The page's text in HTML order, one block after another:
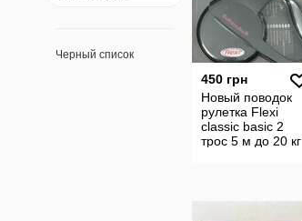
Черный список
450 грн
Новый поводок
рулетка Flexi
classic basic 2
трос 5 м до 20 кг